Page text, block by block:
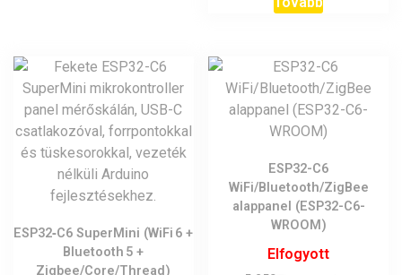
ESP32‑C6 SuperMini (WiFi 6 +
Bluetooth 5 +
Zigbee/Core/Thread)
ESP32-C6
WiFi/Bluetooth/ZigBee
alappanel (ESP32-C6-
WROOM)
Elfogyott